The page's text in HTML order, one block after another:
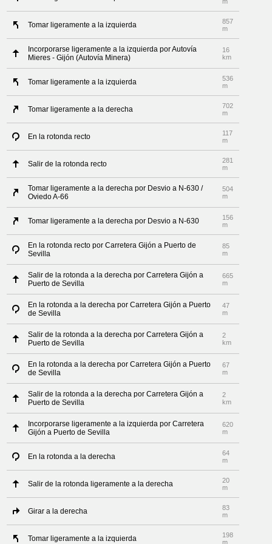
Tomar ligeramente a la izquierda
857
m
Incorporarse ligeramente a la izquierda por Autovía
Mieres - Gijón (Autovía Minera)
16
km
Tomar ligeramente a la izquierda
536
m
Tomar ligeramente a la derecha
702
m
En la rotonda recto
117
m
Salir de la rotonda recto
281
m
Tomar ligeramente a la derecha por Desvio a N-630 /
Oviedo A-66
504
m
Tomar ligeramente a la derecha por Desvio a N-630
156
m
En la rotonda recto por Carretera Gijón a Puerto de
Sevilla
85
m
Salir de la rotonda a la derecha por Carretera Gijón a
Puerto de Sevilla
665
m
En la rotonda a la derecha por Carretera Gijón a Puerto
de Sevilla
47
m
Salir de la rotonda a la derecha por Carretera Gijón a
Puerto de Sevilla
2
km
En la rotonda a la derecha por Carretera Gijón a Puerto
de Sevilla
67
m
Salir de la rotonda a la derecha por Carretera Gijón a
Puerto de Sevilla
2
km
Incorporarse ligeramente a la izquierda por Carretera
Gijón a Puerto de Sevilla
620
m
En la rotonda a la derecha
64
m
Salir de la rotonda ligeramente a la derecha
20
m
Girar a la derecha
83
m
Tomar ligeramente a la izquierda
198
m